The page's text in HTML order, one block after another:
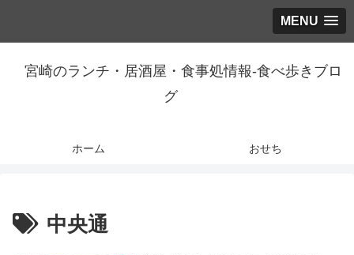
MENU
宮崎のランチ・居酒屋・食事処情報-食べ歩きブロ
グ
ホーム おせち
中央通